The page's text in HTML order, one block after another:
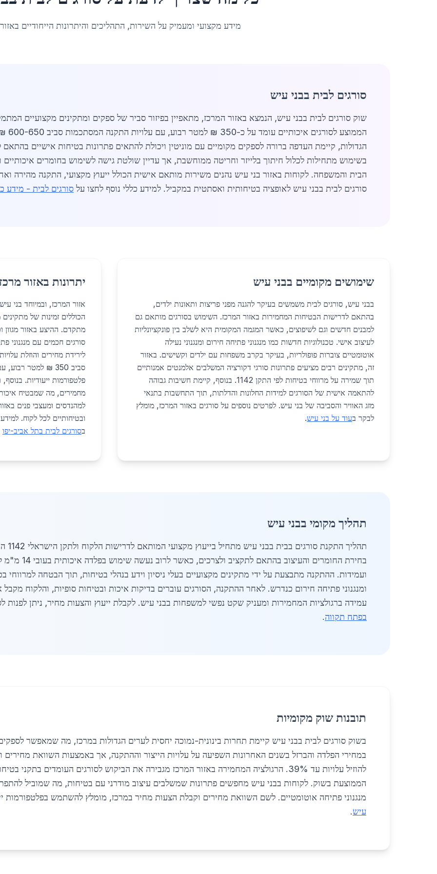
מידע מקצועי ומעמיק על השירות, התהליכים והיתרונות הייחודיים
סורגים לבית בבני עיש
שוק סורגים לבית בבני עיש, הנמצא באזור המרכז, מתאפיין בפיזור סביר של ספקים ומתקינים מקצועיים
בשימוש מתחילות לכלול חיתוך בלייזר וחריטה ממוחשבת, אך עדיין שולטת גישה לשימוש בחומרים
הבית והמשפחה. לקוחות באזור בני עיש נהנים משירות מותאם אישית הכולל ייעוץ מקצועי, התקנה מהירה
סורגים לבית בבני עיש לאופציה בטיחותית ואסתטית במקביל. למידע כללי נוסף לחצו על סורגים לבית - מידע
שימושים מקומיים בבני עיש
בבני עיש, סורגים לבית משמשים בעיקר להגנה מפני פריצות ותאונות ילדים,
בהתאם לדרישות הבטיחות המחמירות באזור המרכז. השימוש בסורגים מותאם גם
למבנים חדשים וגם לשיפוצים, כאשר המגמה המקומית היא לשלב בין פונקציונליות
לעיצוב אישי. טכנולוגיות חדשות כמו מנגנוני פתיחה חירום ומנגנוני נעילה
אוטומטיים צוברות פופולריות, בעיקר בקרב משפחות עם ילדים וקשישים. באזור
זה, מתקינים רבים מציעים פתרונות סורגי דקורציה המשלבים אלמנטים אמנותיים
תוך שמירה על מרווחי בטיחות לפי התקן 1142. בנוסף, קיימת חשיבות גבוהה
להתאמה אישית של הסורגים למידות החלונות והדלתות, תוך התחשבות בתנאי
מזג האוויר והסביבה של בני עיש. לפרטים נוספים על סורגים באזור המרכז, מומלץ
לבקר בעוד על בני עיש.
יתרונות באזור
אזור המרכז, ובמיוחד בני
הכוללים זמינות של מתקינים
מתקדם. ההיצע באזור מגוון
סורגים חכמים עם מנגנוני
לירידת מחירים והוזלת
סביב 350 ₪ למטר
פלטפורמות ייעודיות.
מחמירים, מה שמבטיח איכות
למהנדסים ומעצבי פנים
ובטיחותיים לכל לקוח.
בסורגים לבית בתל אביב-יפו
תהליך מקומי בבני עיש
בחירת החומרים
ומנגנוני פתיחה חירום כנדרש. לאחר ההתקנה, הסורגים עוברים בדיקות איכות ובטיחות סופיות, והלקוח
עמידה ברגולציות המחמירות ומעניק שקט נפשי למשפחות בבני עיש. לקבלת ייעוץ והצעות מחיר, ניתן לפנות
בפתח תקווה.
תובנות שוק מקומיות
בשוק סורגים לבית בבני עיש קיימת תחרות בינונית-נמוכה יחסית לערים הגדולות במרכז, מה שמאפשר
במחירי הפלדה והברזל בשנים האחרונות השפיעה על עלויות הייצור וההתקנה, אך באמצעות השוואת מחירים
להוזיל עלויות עד 39%. הרגולציה המחמירה באזור המרכז מגבירה את הביקוש לסורגים העומדים
הממוצעת בשוק. לקוחות בבני עיש מחפשים פתרונות שמשלבים עיצוב מודרני עם בטיחות, מה שמוביל
מנגנוני פתיחה אוטומטיים. לשם השוואת מחירים וקבלת הצעות מחיר במרכז, מומלץ להשתמש בפלטפורמות
עיש.